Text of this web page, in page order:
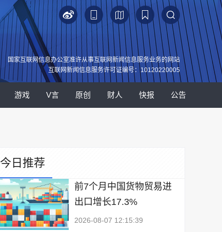
国家互联网信息办公室准许从事互联网新闻信息服务业务的网站
互联网新闻信息服务许可证编号：10120220005
游戏 V言 原创 财人 快报 公告
今日推荐
前7个月中国货物贸易进
出口增长17.3%
2026-08-07 12:15:39